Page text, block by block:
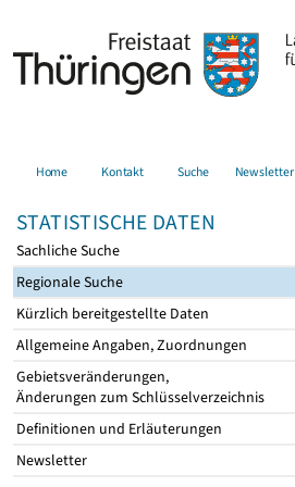
Home Kontakt Suche Newsletter
STATISTISCHE DATEN
Sachliche Suche
Regionale Suche
Kürzlich bereitgestellte Daten
Allgemeine Angaben, Zuordnungen
Gebietsveränderungen,
Änderungen zum Schlüsselverzeichnis
Definitionen und Erläuterungen
Newsletter